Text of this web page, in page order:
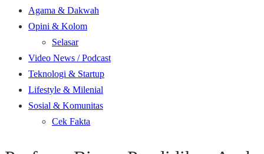
Agama & Dakwah
Opini & Kolom
Selasar
Video News / Podcast
Teknologi & Startup
Lifestyle & Milenial
Sosial & Komunitas
Cek Fakta